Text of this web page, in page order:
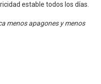
estable todos los días.
menos apagones y menos